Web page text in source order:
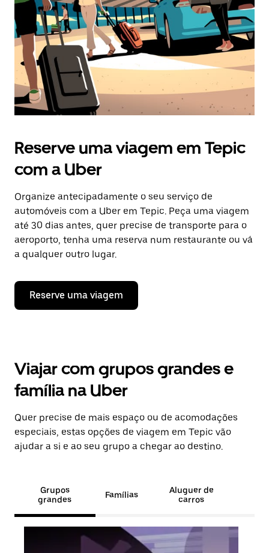
Reserve uma viagem em Tepic
com a Uber
Organize antecipadamente o seu serviço de
automóveis com a Uber em Tepic. Peça uma viagem
até 30 dias antes, quer precise de transporte para o
aeroporto, tenha uma reserva num restaurante ou vá
a qualquer outro lugar.
Reserve uma viagem
Viajar com grupos grandes e
família na Uber
Quer precise de mais espaço ou de acomodações
especiais, estas opções de viagem em Tepic vão
ajudar a si e ao seu grupo a chegar ao destino.
Grupos
grandes
Famílias
Aluguer de
carros